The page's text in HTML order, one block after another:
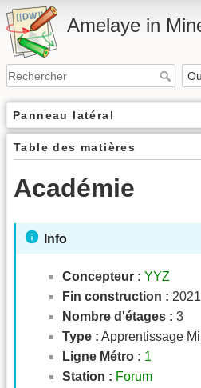
Amelaye in
Panneau latéral
Table des matières
Académie
Info
Concepteur : YYZ
Fin construction : 2021
Nombre d'étages : 3
Type : Apprentissage
Ligne Métro : 1
Station : Forum